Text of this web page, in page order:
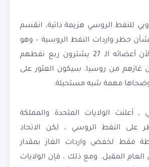
للنفط الروسي هزيمة ذاتية، انقسم
بشأن حظر واردات النفط الروسية – وهو
محق في ذلك ، لأن أعضائه الـ 27 يشترون ربع نفطهم
من 40٪ من غازهم من روسيا. سيكون العثور على
مهمة شبه مستحيلة.
، أعلنت الولايات المتحدة والمملكة
على النفط الروسي ، لكن الاتحاد
فقط لخفض واردات الغاز بمقدار
المقبل. ومع ذلك ، فإن الولايات